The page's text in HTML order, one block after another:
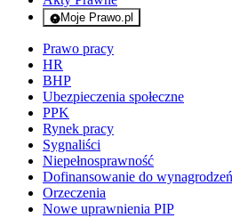
Moje Prawo.pl
- rejestracja i logowanie do
Prawo pracy
HR
BHP
Ubezpieczenia społeczne
PPK
Rynek pracy
Sygnaliści
Niepełnosprawność
Dofinansowanie do wynagrodzeń
Orzeczenia
Nowe uprawnienia PIP